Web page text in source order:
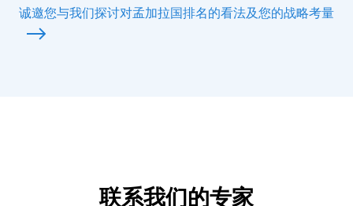
诚邀您与我们探讨对孟加拉国排名的看法及您的战略考量
联系我们的专家